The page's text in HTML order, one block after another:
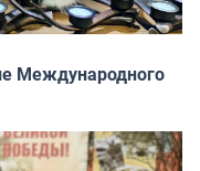
Международного